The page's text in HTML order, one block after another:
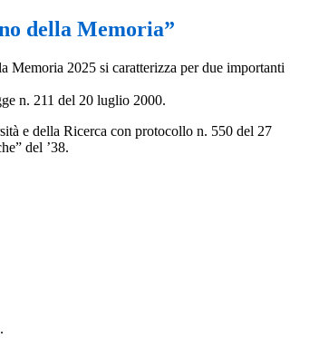
della Memoria”
Memoria 2025 si caratterizza per due importanti
n. 211 del 20 luglio 2000.
e della Ricerca con protocollo n. 550 del 27
del ’38.
.